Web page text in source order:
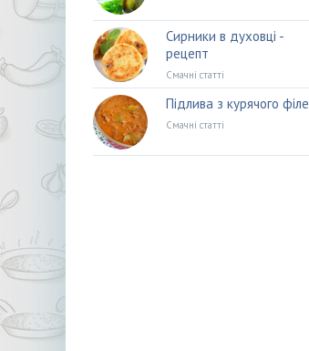
Сирники в духовці -
рецепт
Смачні статті
Підлива з курячого філе
Смачні статті